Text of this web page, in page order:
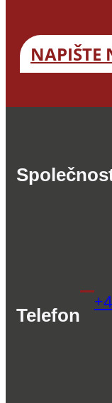
NAPIŠTE
Telefon